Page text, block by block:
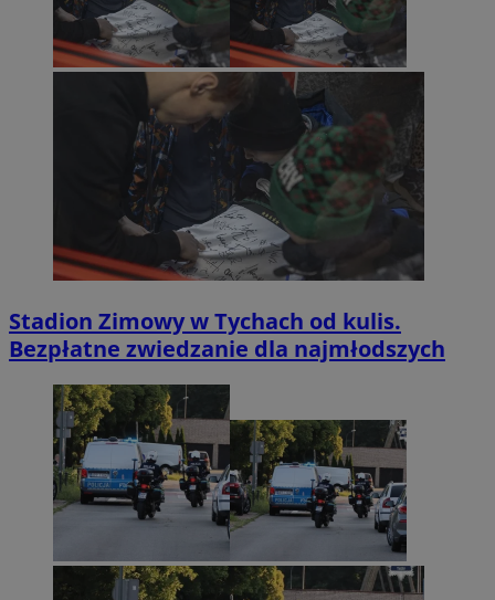
Stadion Zimowy w Tychach od kulis.
Bezpłatne zwiedzanie dla najmłodszych